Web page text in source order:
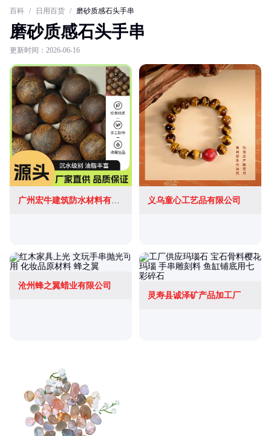
百科 / 日用百货 / 磨砂质感石头手串
磨砂质感石头手串
更新时间：2026-06-16
广州宏牛建筑防水材料有限公司 义乌童心工艺品有限公司
沧州蜂之翼蜡业有限公司
灵寿县诚泽矿产品加工厂